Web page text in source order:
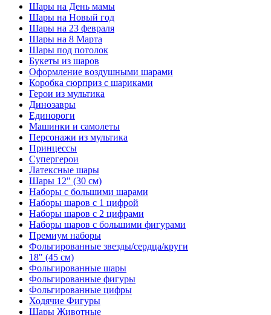
Шары на День мамы
Шары на Новый год
Шары на 23 февраля
Шары на 8 Марта
Шары под потолок
Букеты из шаров
Оформление воздушными шарами
Коробка сюрприз с шариками
Герои из мультика
Динозавры
Единороги
Машинки и самолеты
Персонажи из мультика
Принцессы
Супергерои
Латексные шары
Шары 12" (30 см)
Наборы с большими шарами
Наборы шаров с 1 цифрой
Наборы шаров с 2 цифрами
Наборы шаров с большими фигурами
Премиум наборы
Фольгированные звезды/сердца/круги
18" (45 см)
Фольгированные шары
Фольгированные фигуры
Фольгированные цифры
Ходячие Фигуры
Шары Животные